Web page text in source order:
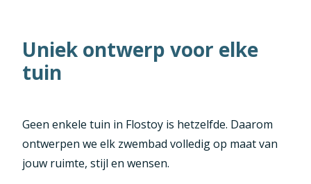
Uniek ontwerp voor elke
tuin
Geen enkele tuin in Flostoy is hetzelfde. Daarom
ontwerpen we elk zwembad volledig op maat van
jouw ruimte, stijl en wensen.